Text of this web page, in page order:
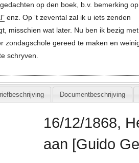
op den boek, b.v. bemerking op
enz. Op ‘t zevental zal ik u iets zenden
misschien wat later. Nu ben ik bezig
zondagschole gereed te maken en
schryven.
Documentbeschrijving
16/12/1868,
aan [Guido